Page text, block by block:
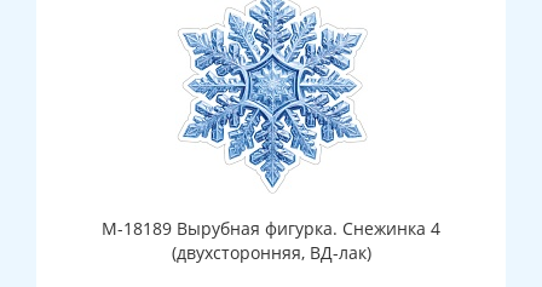
М-18189 Вырубная фигурка. Снежинка 4
(двухсторонняя, ВД-лак)